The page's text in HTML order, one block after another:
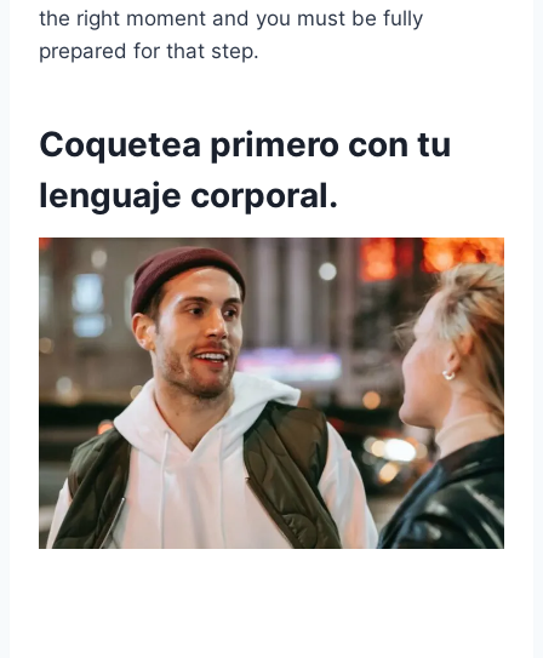
the right moment and you must be fully
prepared for that step.
Coquetea primero con tu
lenguaje corporal.